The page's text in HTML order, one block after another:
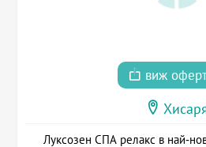
виж
Луксозен СПА релакс в най-